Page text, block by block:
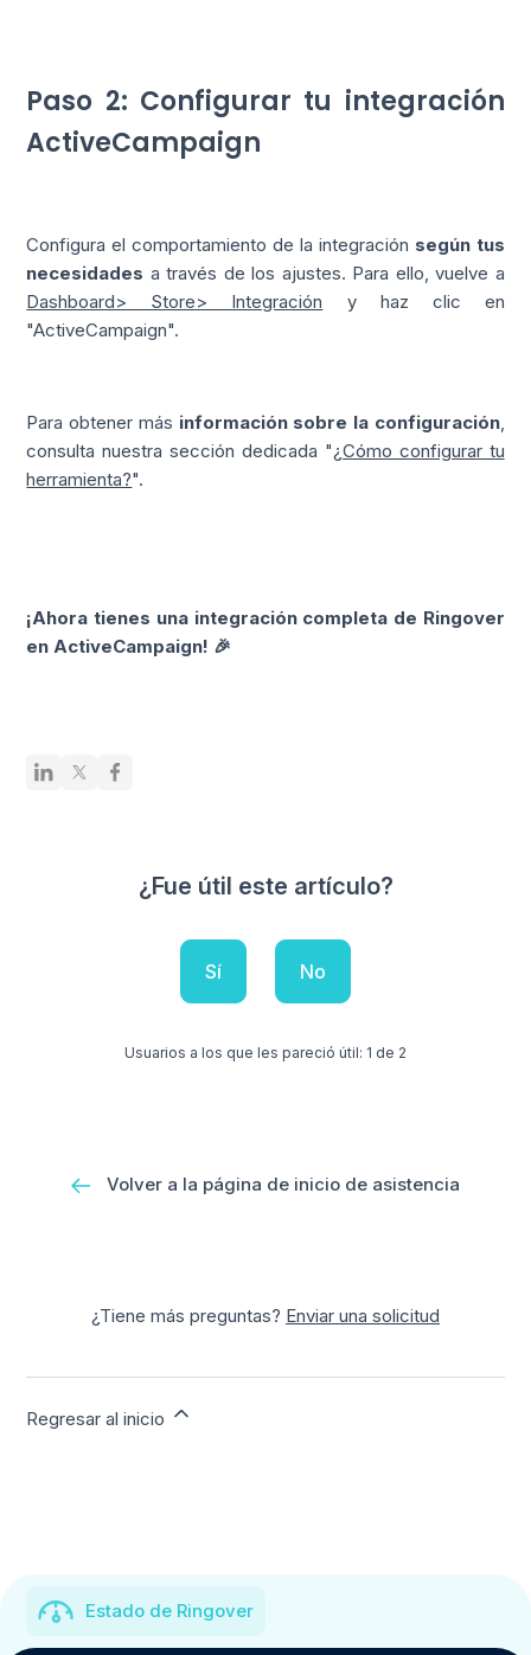
Paso 2: Configurar tu integración
ActiveCampaign
Configura el comportamiento de la integración según tus
necesidades a través de los ajustes. Para ello, vuelve a
Dashboard> Store> Integración y haz clic en
"ActiveCampaign".
Para obtener más información sobre la configuración,
consulta nuestra sección dedicada "¿Cómo configurar tu
herramienta?".
¡Ahora tienes una integración completa de Ringover
en ActiveCampaign! 🎉
¿Fue útil este artículo?
Sí No
Usuarios a los que les pareció útil: 1 de 2
Volver a la página de inicio de asistencia
¿Tiene más preguntas? Enviar una solicitud
Regresar al inicio
Estado de Ringover